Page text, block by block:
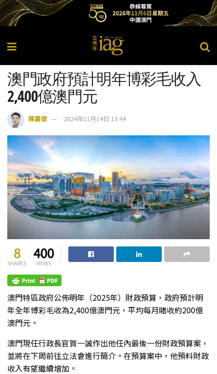
澳門政府預計明年博彩毛收入
2,400億澳門元
陳嘉俊 2024年11月14日 13:44
8
SHARES
400
VIEWS
澳門特區政府公佈明年（2025年）財政預算，政府預計明
年全年博彩毛收為2,400億澳門元，平均每月賭收約200億
澳門元。
澳門現任行政長官賀一誠作出他任內最後一份財政預算案，
並將在下周前往立法會進行簡介。在預算案中，他預料財政
收入有望繼續增加。